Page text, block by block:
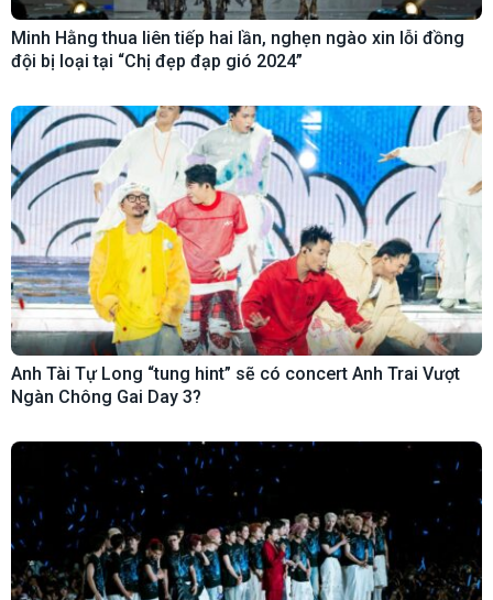
Minh Hằng thua liên tiếp hai lần, nghẹn ngào xin lỗi đồng
đội bị loại tại “Chị đẹp đạp gió 2024”
Anh Tài Tự Long “tung hint” sẽ có concert Anh Trai Vượt
Ngàn Chông Gai Day 3?